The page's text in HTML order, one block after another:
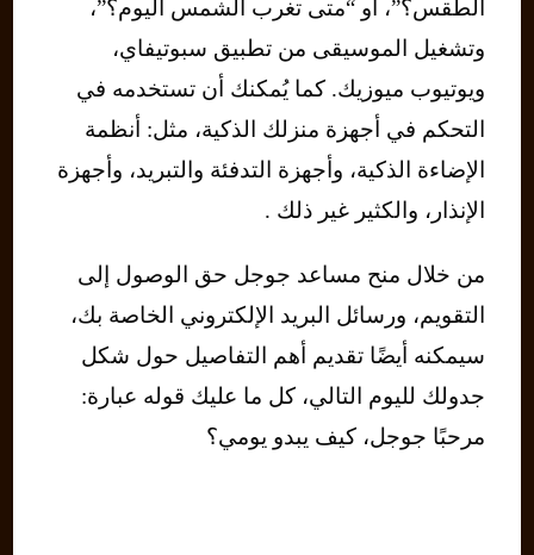
الطقس؟”، أو “متى تغرب الشمس اليوم؟”،
وتشغيل الموسيقى من تطبيق سبوتيفاي،
ويوتيوب ميوزيك. كما يُمكنك أن تستخدمه في
التحكم في أجهزة منزلك الذكية، مثل: أنظمة
الإضاءة الذكية، وأجهزة التدفئة والتبريد، وأجهزة
الإنذار، والكثير غير ذلك .
من خلال منح مساعد جوجل حق الوصول إلى
التقويم، ورسائل البريد الإلكتروني الخاصة بك،
سيمكنه أيضًا تقديم أهم التفاصيل حول شكل
جدولك لليوم التالي، كل ما عليك قوله عبارة:
مرحبًا جوجل، كيف يبدو يومي؟